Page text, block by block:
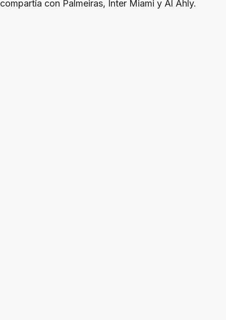
compartía con Palmeiras, Inter Miami y Al Ahly.